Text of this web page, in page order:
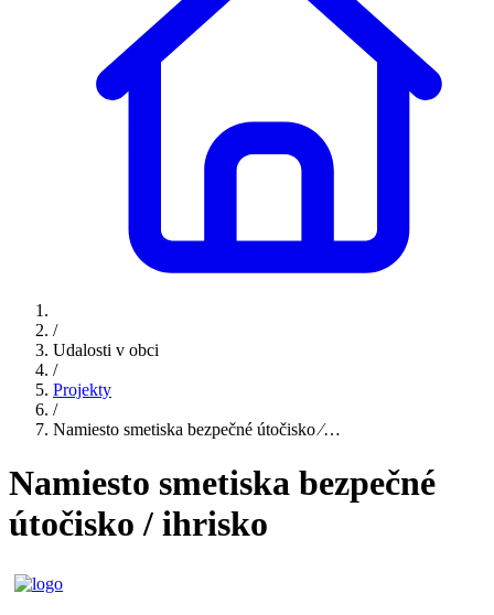
/
Udalosti v obci
/
Projekty
/
Namiesto smetiska bezpečné útočisko ⁄…
Namiesto smetiska bezpečné
útočisko / ihrisko